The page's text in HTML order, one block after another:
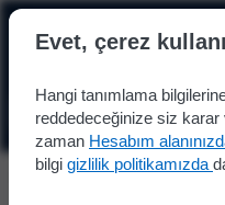
☰
Fren Parçaları Fren
Evet, çerez
Hangi tanımlama
reddedeceğinize siz karar
zaman Hesabım
bilgi gizlilik politikamızda